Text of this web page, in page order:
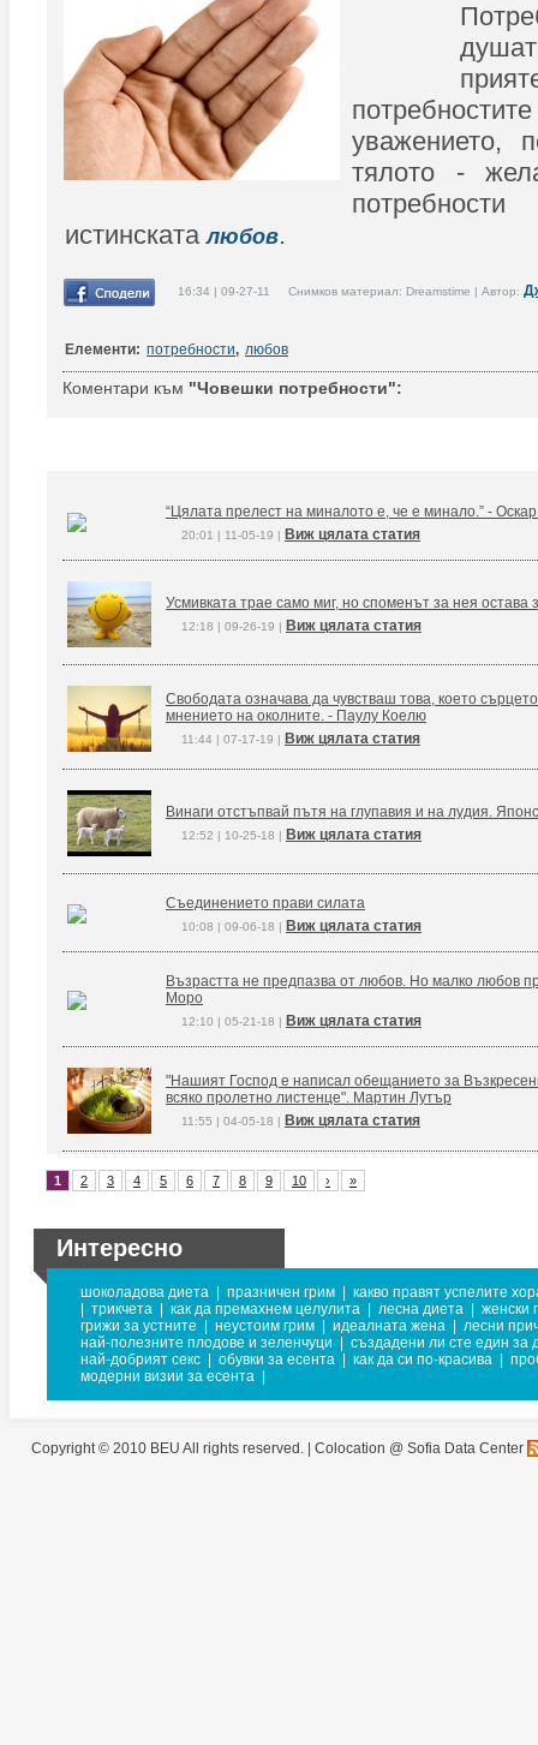
уважението,
тялото -
истинскаталюбов.
16:34 | 09-27-11 Снимков материал: Dreamstime | Автор:
Елементи: потребности, любов
Коментари към "Човешки потребности":
“Цялата прелест на миналото е, че е минало.” -
20:01 | 11-05-19 | Виж цялата статия
Усмивката трае само миг, но споменът за нея остава
12:18 | 09-26-19 | Виж цялата статия
Свободата означава да чувстваш това, което
мнението на околните. - Паулу Коелю
11:44 | 07-17-19 | Виж цялата статия
Винаги отстъпвай пътя на глупавия и на лудия.
12:52 | 10-25-18 | Виж цялата статия
Съединението прави силата
10:08 | 09-06-18 | Виж цялата статия
Възрастта не предпазва от любов. Но малко любов
Моро
12:10 | 05-21-18 | Виж цялата статия
"Нашият Господ е написал обещанието за
всяко пролетно листенце". Мартин Лутър
11:55 | 04-05-18 | Виж цялата статия
1 2 3 4 5 6 7 8 9 10 › »
Интересно
шоколадова диета празничен грим
какво правят успелите
трикчета как да премахнем целулита лесна диета
женски
грижи за устните
неустоим грим идеалната жена
лесни
най-полезните плодове и зеленчуци
създадени ли сте един за
най-добрият секс
обувки за есента как да си по-красива
модерни визии за есента
Copyright © 2010 BEU All rights reserved. | Colocation @ Sofia Data Center